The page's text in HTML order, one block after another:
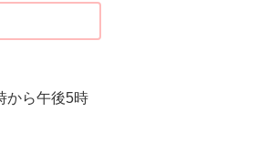
から午後5時